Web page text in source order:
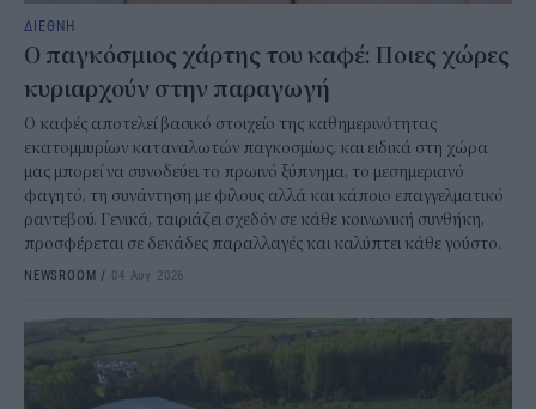
ΔΙΕΘΝΗ
Ο παγκόσμιος χάρτης του καφέ: Ποιες χώρες
κυριαρχούν στην παραγωγή
Ο καφές αποτελεί βασικό στοιχείο της καθημερινότητας
εκατομμυρίων καταναλωτών παγκοσμίως, και ειδικά στη χώρα
μας μπορεί να συνοδεύει το πρωινό ξύπνημα, το μεσημεριανό
φαγητό, τη συνάντηση με φίλους αλλά και κάποιο επαγγελματικό
ραντεβού. Γενικά, ταιριάζει σχεδόν σε κάθε κοινωνική συνθήκη,
προσφέρεται σε δεκάδες παραλλαγές και καλύπτει κάθε γούστο.
NEWSROOM / 04 Αυγ 2026